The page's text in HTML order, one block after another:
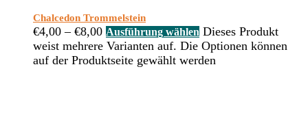
Chalcedon Trommelstein
€4,00 – €8,00 Ausführung wählen Dieses Produkt
weist mehrere Varianten auf. Die Optionen können
auf der Produktseite gewählt werden